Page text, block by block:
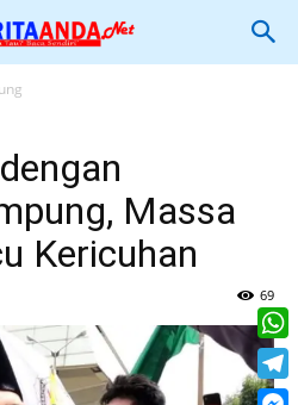
Massa
Kericuhan
69